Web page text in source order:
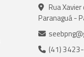
Rua
Paranaguá -
(41)